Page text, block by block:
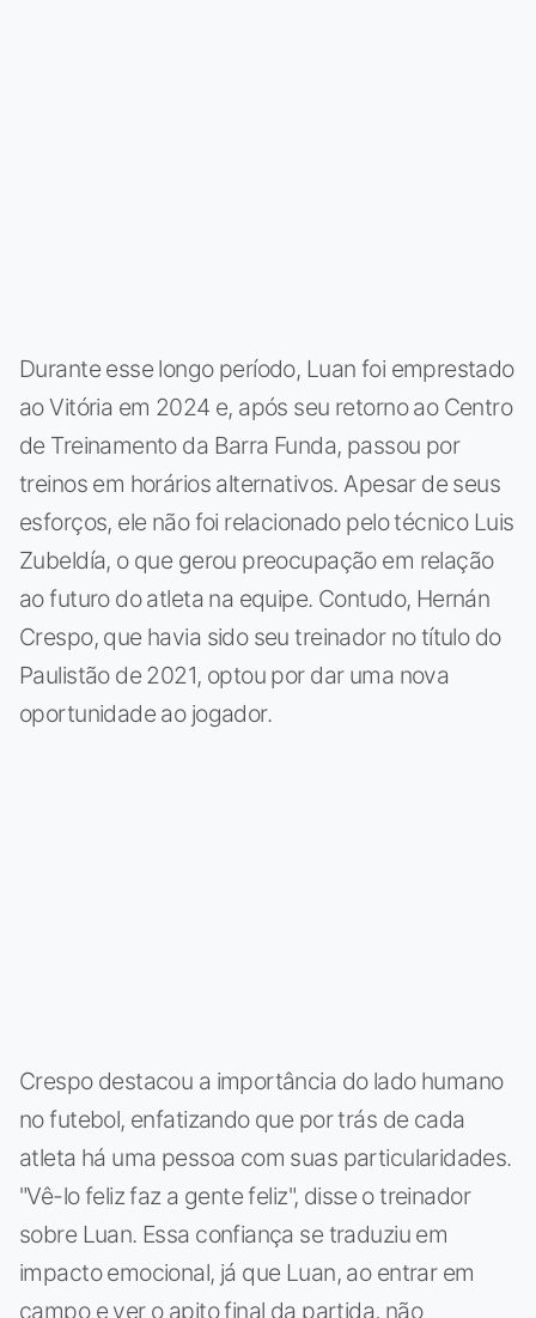
Durante esse longo período, Luan foi emprestado
ao Vitória em 2024 e, após seu retorno ao Centro
de Treinamento da Barra Funda, passou por
treinos em horários alternativos. Apesar de seus
esforços, ele não foi relacionado pelo técnico Luis
Zubeldía, o que gerou preocupação em relação
ao futuro do atleta na equipe. Contudo, Hernán
Crespo, que havia sido seu treinador no título do
Paulistão de 2021, optou por dar uma nova
oportunidade ao jogador.
Crespo destacou a importância do lado humano
no futebol, enfatizando que por trás de cada
atleta há uma pessoa com suas particularidades.
"Vê-lo feliz faz a gente feliz", disse o treinador
sobre Luan. Essa confiança se traduziu em
impacto emocional, já que Luan, ao entrar em
campo e ver o apito final da partida, não